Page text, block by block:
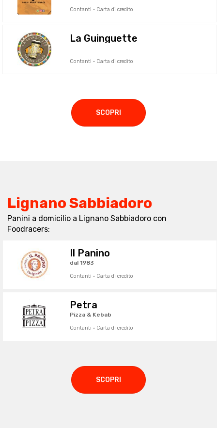
Contanti · Carta di credito
La Guinguette
Contanti · Carta di credito
SCOPRI
Lignano Sabbiadoro
Panini a domicilio a Lignano Sabbiadoro con
Foodracers:
Il Panino
dal 1983
Contanti · Carta di credito
Petra
Pizza & Kebab
Contanti · Carta di credito
SCOPRI